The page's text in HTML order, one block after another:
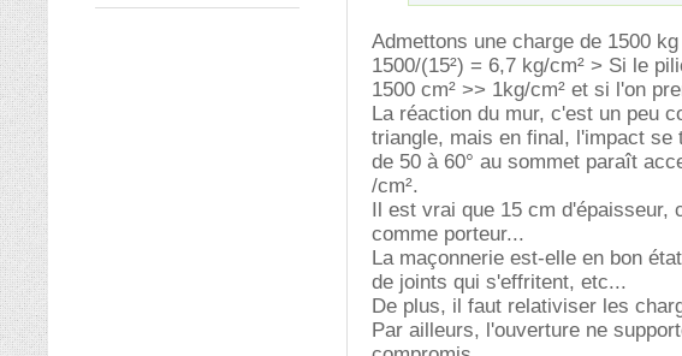
Admettons une charge de 1500
1500/(15²) = 6,7 kg/cm² > Si le
1500 cm² >> 1kg/cm² et si l'on
La réaction du mur, c'est un peu
triangle, mais en final, l'impact se
de 50 à 60° au sommet paraît
/cm².
Il est vrai que 15 cm d'épaisseur,
comme porteur...
La maçonnerie est-elle en bon
de joints qui s'effritent, etc...
De plus, il faut relativiser les
Par ailleurs, l'ouverture ne